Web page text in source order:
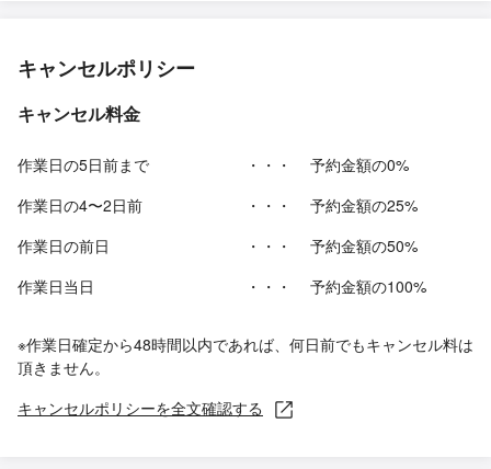
キャンセルポリシー
キャンセル料金
作業日の5日前まで ・・・
予約金額の0%
作業日の4〜2日前
・・・
予約金額の25%
作業日の前日
・・・
予約金額の50%
作業日当日
・・・ 予約金額の100%
※作業日確定から48時間以内であれば、何日前でもキャンセル料は
頂きません。
キャンセルポリシーを全文確認する